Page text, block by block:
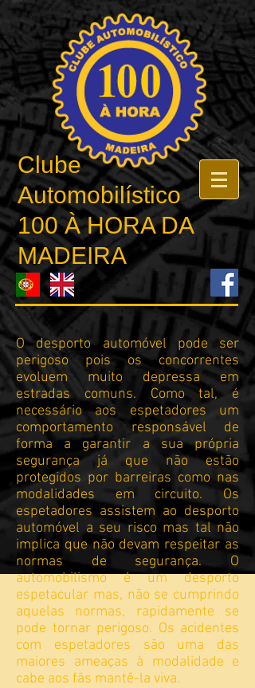
Clube
Automobilístico
100 À HORA DA
MADEIRA
O desporto automóvel pode ser
perigoso pois os concorrentes
evoluem muito depressa em
estradas comuns. Como tal, é
necessário aos espetadores um
comportamento responsável de
forma a garantir a sua própria
segurança já que não estão
protegidos por barreiras como nas
modalidades em circuito. Os
espetadores assistem ao desporto
automóvel a seu risco mas tal não
implica que não devam respeitar as
normas de segurança. O
automobilismo é um desporto
espetacular mas, não se cumprindo
aquelas normas, rapidamente se
pode tornar perigoso. Os acidentes
com espetadores são uma das
maiores ameaças à modalidade e
cabe aos fãs mantê-la viva.